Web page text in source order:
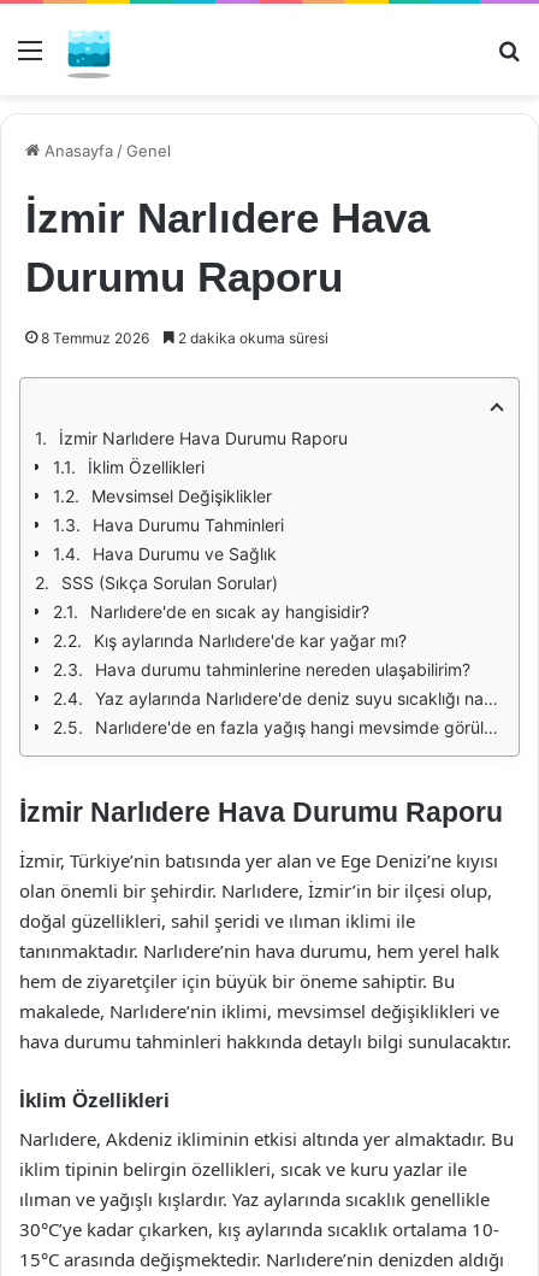
Menü
Anasayfa /Genel
İzmir Narlıdere Hava
Durumu Raporu
8 Temmuz 2026 2 dakika okuma süresi
İzmir Narlıdere Hava Durumu Raporu
İklim Özellikleri
Mevsimsel Değişiklikler
Hava Durumu Tahminleri
Hava Durumu ve Sağlık
SSS (Sıkça Sorulan Sorular)
Narlıdere'de en sıcak ay hangisidir?
Kış aylarında Narlıdere'de kar yağar mı?
Hava durumu tahminlerine nereden ulaşabilirim?
Yaz aylarında Narlıdere'de deniz suyu sıcaklığı nasıldır?
Narlıdere'de en fazla yağış hangi mevsimde görülür?
İzmir Narlıdere Hava Durumu Raporu
İzmir, Türkiye’nin batısında yer alan ve Ege Denizi’ne kıyısı
olan önemli bir şehirdir. Narlıdere, İzmir’in bir ilçesi olup,
doğal güzellikleri, sahil şeridi ve ılıman iklimi ile
tanınmaktadır. Narlıdere’nin hava durumu, hem yerel halk
hem de ziyaretçiler için büyük bir öneme sahiptir. Bu
makalede, Narlıdere’nin iklimi, mevsimsel değişiklikleri ve
hava durumu tahminleri hakkında detaylı bilgi sunulacaktır.
İklim Özellikleri
Narlıdere, Akdeniz ikliminin etkisi altında yer almaktadır. Bu
iklim tipinin belirgin özellikleri, sıcak ve kuru yazlar ile
ılıman ve yağışlı kışlardır. Yaz aylarında sıcaklık genellikle
30°C’ye kadar çıkarken, kış aylarında sıcaklık ortalama 10-
15°C arasında değişmektedir. Narlıdere’nin denizden aldığı